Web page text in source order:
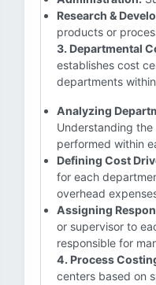
Research &
products or
3. Departmental
establishes cost
departments
Analyzing
Understanding
performed within
Defining Cost
for each
overhead
Assigning
or supervisor to
responsible for
4. Process
centers based on